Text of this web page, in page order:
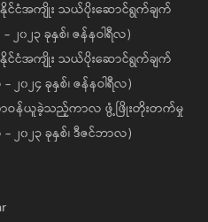
င်ငံအကျိုး သယ်ပိုးဆောင်ရွက်ချက်
၂၀၂၃ ခုနှစ်၊ ဇန်နဝါရီလ)
င်ငံအကျိုး သယ်ပိုးဆောင်ရွက်ချက်
၂၀၂၄ ခုနှစ်၊ ဇန်နဝါရီလ)
ာဝန်ယူခဲ့သည့်ကာလ ဖွံ့ဖြိုးတိုးတက်မှု
၂၀၂၃ ခုနှစ်၊ ဒီဇင်ဘာလ)